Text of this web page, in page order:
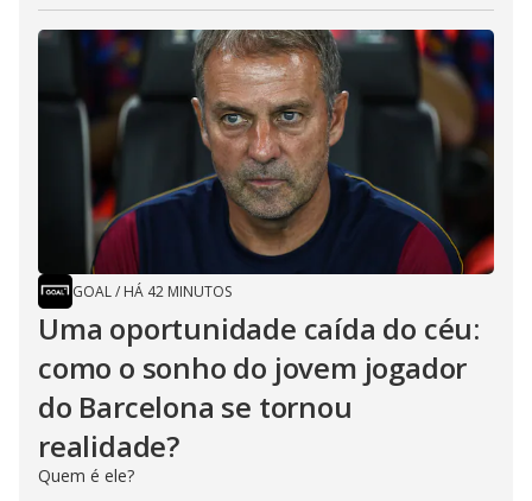
GOAL/ HÁ 42 MINUTOS
Uma oportunidade caída do céu:
como o sonho do jovem jogador
do Barcelona se tornou
realidade?
Quem é ele?